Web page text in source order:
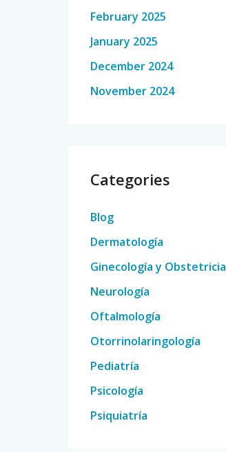
February 2025
January 2025
December 2024
November 2024
Categories
Blog
Dermatología
Ginecología y Obstetricia
Neurología
Oftalmología
Otorrinolaringología
Pediatría
Psicología
Psiquiatría